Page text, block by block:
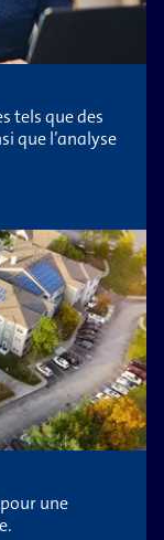
tels que des
que l’analyse
une